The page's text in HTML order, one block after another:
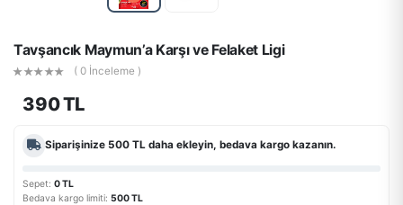
Tavşancık Maymun’a Karşı ve Felaket Ligi
( 0 İnceleme )
390 TL
Siparişinize 500 TL daha ekleyin, bedava kargo kazanın.
Sepet: 0 TL
Bedava kargo limiti: 500 TL